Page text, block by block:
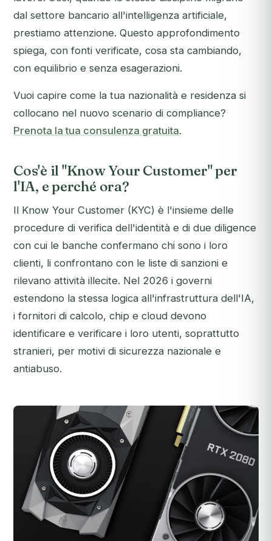
dal settore bancario all'intelligenza artificiale,
prestiamo attenzione. Questo approfondimento
spiega, con fonti verificate, cosa sta cambiando,
con equilibrio e senza esagerazioni.
Vuoi capire come la tua nazionalità e residenza si
collocano nel nuovo scenario di compliance?
Prenota la tua consulenza gratuita.
Cos'è il "Know Your Customer" per
l'IA, e perché ora?
Il Know Your Customer (KYC) è l'insieme delle
procedure di verifica dell'identità e di due diligence
con cui le banche confermano chi sono i loro
clienti, li confrontano con le liste di sanzioni e
rilevano attività illecite. Nel 2026 i governi
estendono la stessa logica all'infrastruttura dell'IA,
i fornitori di calcolo, chip e cloud devono
identificare e verificare i loro utenti, soprattutto
stranieri, per motivi di sicurezza nazionale e
antiabuso.